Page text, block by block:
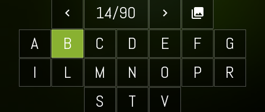
keyboard_arrow_left 14/90 keyboard_arrow_right collections
A B C D E F
G
I
L M N O P
R
S
T V